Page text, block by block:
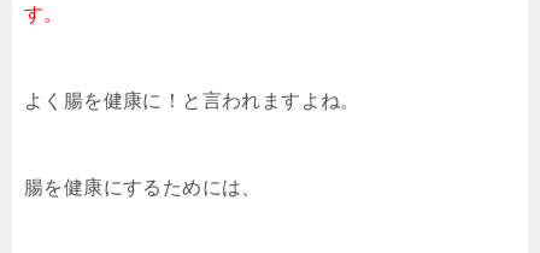
す。
よく腸を健康に！と言われますよね。
腸を健康にするためには、